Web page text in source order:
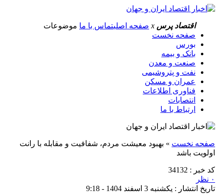
اقتصاد پرس x صفحه اصلیتماس با ما موضوعات
صفحه نخست
بورس
بانک و بیمه
صنعت و معدن
نفت و پتروشیمی
عمران و مسکن
فناوری اطلاعات
انتصابات
ارتباط با ما
صفحه نخست » بهبود معیشت مردم، شفافیت و مقابله با رانت
اولویت باشد
کد خبر : 34132
۰ نظر
تاریخ انتشار : یکشنبه 3 اسفند 1404 - 9:18